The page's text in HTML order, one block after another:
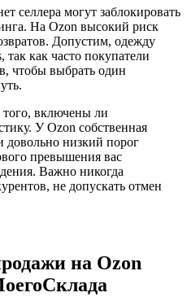
селлера могут заблокировать
На Ozon высокий риск
Допустим, одежду
как часто покупатели
чтобы выбрать один
того, включены ли
У Ozon собственная
довольно низкий порог
превышения вас
Важно никогда
не допускать отмен
на Ozon